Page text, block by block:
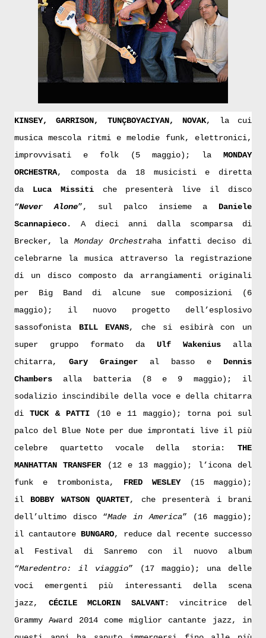
KINSEY, GARRISON, TUNÇBOYACIYAN, NOVAK, la cui
musica mescola ritmi e melodie funk, elettronici,
improvvisati e folk (5 maggio); la MONDAY
ORCHESTRA, composta da 18 musicisti e diretta
da Luca Missiti che presenterà live il disco
“Never Alone”, sul palco insieme a Daniele
Scannapieco. A dieci anni dalla scomparsa di
Brecker, laMonday Orchestraha infatti deciso di
celebrarne la musica attraverso la registrazione
di un disco composto da arrangiamenti originali
per Big Band di alcune sue composizioni (6
maggio); il nuovo progetto dell’esplosivo
sassofonista BILL EVANS, che si esibirà con un
super gruppo formato da Ulf Wakenius alla
chitarra, Gary Grainger al basso e Dennis
Chambers alla batteria (8 e 9 maggio); il
sodalizio inscindibile della voce e della chitarra
diTUCK & PATTI
(10 e 11 maggio); torna poi sul
palco del Blue Note per due improntati live il più
celebre quartetto vocale della storia: THE
MANHATTAN TRANSFER(12 e 13 maggio); l’icona del
funk e trombonista, FRED WESLEY(15 maggio);
il BOBBY WATSON QUARTET, che presenterà i brani
dell’ultimo disco “Made in America” (16 maggio);
il cantautore BUNGARO, reduce dal recente successo
al Festival di Sanremo con il nuovo album
“Maredentro: il viaggio” (17 maggio); una delle
voci emergenti più interessanti della scena
jazz, CÉCILE MCLORIN SALVANT:
vincitrice del
Grammy Award 2014 come miglior cantante jazz, in